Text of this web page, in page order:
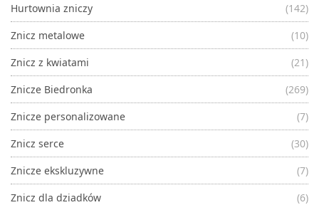
Hurtownia zniczy
(142)
Znicz metalowe
(10)
Znicz z kwiatami
(21)
Znicze Biedronka
(269)
Znicze personalizowane
(7)
Znicz serce
(30)
Znicze ekskluzywne
(7)
Znicz dla dziadków
(6)